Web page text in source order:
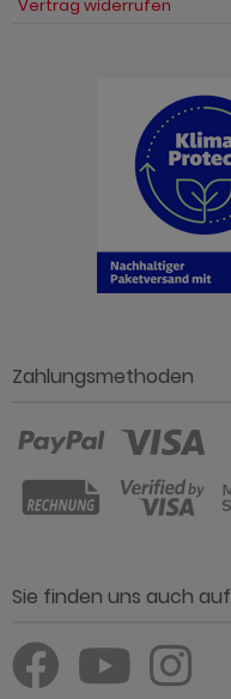
Vertrag widerrufen
Zahlungsmethoden
Sie finden uns auch auf